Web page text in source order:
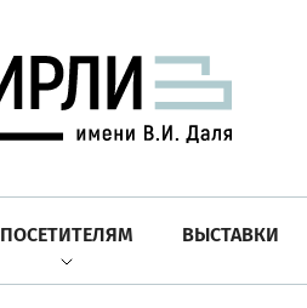
ПОСЕТИТЕЛЯМ ВЫСТАВКИ